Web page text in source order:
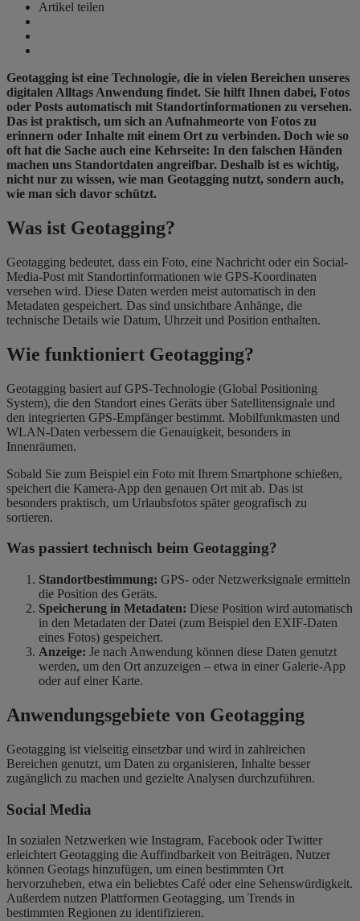
Artikel teilen
Geotagging ist eine Technologie, die in vielen Bereichen unseres
digitalen Alltags Anwendung findet. Sie hilft Ihnen dabei, Fotos
oder Posts automatisch mit Standortinformationen zu versehen.
Das ist praktisch, um sich an Aufnahmeorte von Fotos zu
erinnern oder Inhalte mit einem Ort zu verbinden. Doch wie so
oft hat die Sache auch eine Kehrseite: In den falschen Händen
machen uns Standortdaten angreifbar. Deshalb ist es wichtig,
nicht nur zu wissen, wie man Geotagging nutzt, sondern auch,
wie man sich davor schützt.
Was ist Geotagging?
Geotagging bedeutet, dass ein Foto, eine Nachricht oder ein Social-
Media-Post mit Standortinformationen wie GPS-Koordinaten
versehen wird. Diese Daten werden meist automatisch in den
Metadaten gespeichert. Das sind unsichtbare Anhänge, die
technische Details wie Datum, Uhrzeit und Position enthalten.
Wie funktioniert Geotagging?
Geotagging basiert auf GPS-Technologie (Global Positioning
System), die den Standort eines Geräts über Satellitensignale und
den integrierten GPS-Empfänger bestimmt. Mobilfunkmasten und
WLAN-Daten verbessern die Genauigkeit, besonders in
Innenräumen.
Sobald Sie zum Beispiel ein Foto mit Ihrem Smartphone schießen,
speichert die Kamera-App den genauen Ort mit ab. Das ist
besonders praktisch, um Urlaubsfotos später geografisch zu
sortieren.
Was passiert technisch beim Geotagging?
Standortbestimmung: GPS- oder Netzwerksignale ermitteln
die Position des Geräts.
Speicherung in Metadaten: Diese Position wird automatisch
in den Metadaten der Datei (zum Beispiel den EXIF-Daten
eines Fotos) gespeichert.
Anzeige: Je nach Anwendung können diese Daten genutzt
werden, um den Ort anzuzeigen – etwa in einer Galerie-App
oder auf einer Karte.
Anwendungsgebiete von Geotagging
Geotagging ist vielseitig einsetzbar und wird in zahlreichen
Bereichen genutzt, um Daten zu organisieren, Inhalte besser
zugänglich zu machen und gezielte Analysen durchzuführen.
Social Media
In sozialen Netzwerken wie Instagram, Facebook oder Twitter
erleichtert Geotagging die Auffindbarkeit von Beiträgen. Nutzer
können Geotags hinzufügen, um einen bestimmten Ort
hervorzuheben, etwa ein beliebtes Café oder eine Sehenswürdigkeit.
Außerdem nutzen Plattformen Geotagging, um Trends in
bestimmten Regionen zu identifizieren.